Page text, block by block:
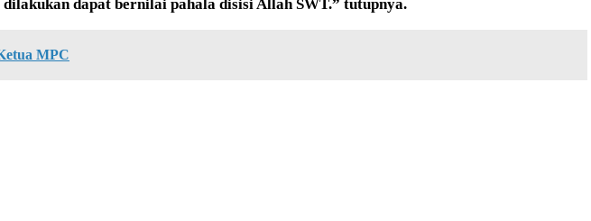
dapat bernilai pahala disisi Allah SWT.” tutupnya.
MPC